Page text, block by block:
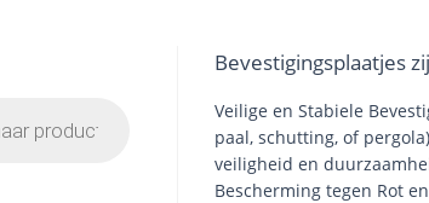
Bevestigingsplaatjes
Veilige en Stabiele
paal, schutting, of
veiligheid en
Bescherming tegen Rot